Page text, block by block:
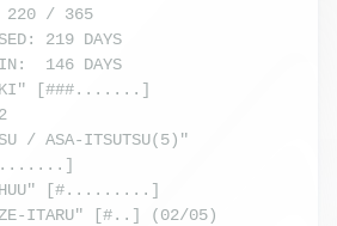
[###.......]
/ ASA-ITSUTSU(5)"
[#.........]
ITARU" [#..] (02/05)